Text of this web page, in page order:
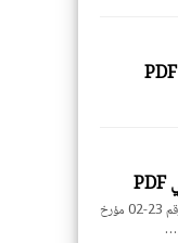
قانون رقم 23-02 يتعلق بممارسة الحق النقابي PDF قانون رقم 23-02 مؤرخ